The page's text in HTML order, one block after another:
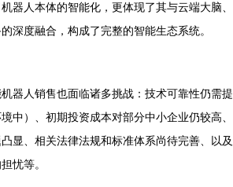
器人本体的智能化，更体现了其与云端大脑、
深度融合，构成了完整的智能生态系统。
器人销售也面临诸多挑战：技术可靠性仍需提
中）、初期投资成本对部分中小企业仍较高、
显、相关法律法规和标准体系尚待完善、以及
忧等。